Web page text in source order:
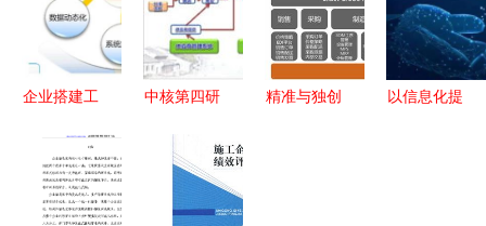
与企业信息
企业信息化
新篇章
视角
企业搭建工
软件的核心
步骤 从规
中核第四研
协同驱动变
革，一场国
精准与独创
以信息化提